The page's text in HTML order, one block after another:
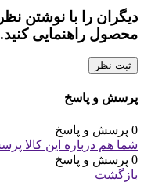
دیگران را با نوشتن
محصول راهنمایی کنید.
ثبت نظر
پرسش و پاسخ
0 پرسش و پاسخ
شما هم درباره این کالا
0 پرسش و پاسخ
بازگشت